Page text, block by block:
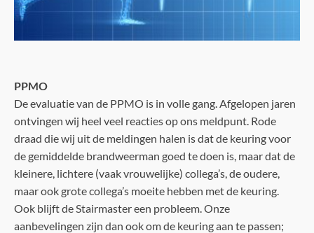
PPMO
De evaluatie van de PPMO is in volle gang. Afgelopen jaren
ontvingen wij heel veel reacties op ons meldpunt. Rode
draad die wij uit de meldingen halen is dat de keuring voor
de gemiddelde brandweerman goed te doen is, maar dat de
kleinere, lichtere (vaak vrouwelijke) collega’s, de oudere,
maar ook grote collega’s moeite hebben met de keuring.
Ook blijft de Stairmaster een probleem. Onze
aanbevelingen zijn dan ook om de keuring aan te passen;